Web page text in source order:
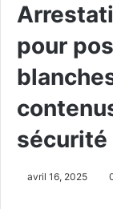
pour
sécurité
avril 16, 2025